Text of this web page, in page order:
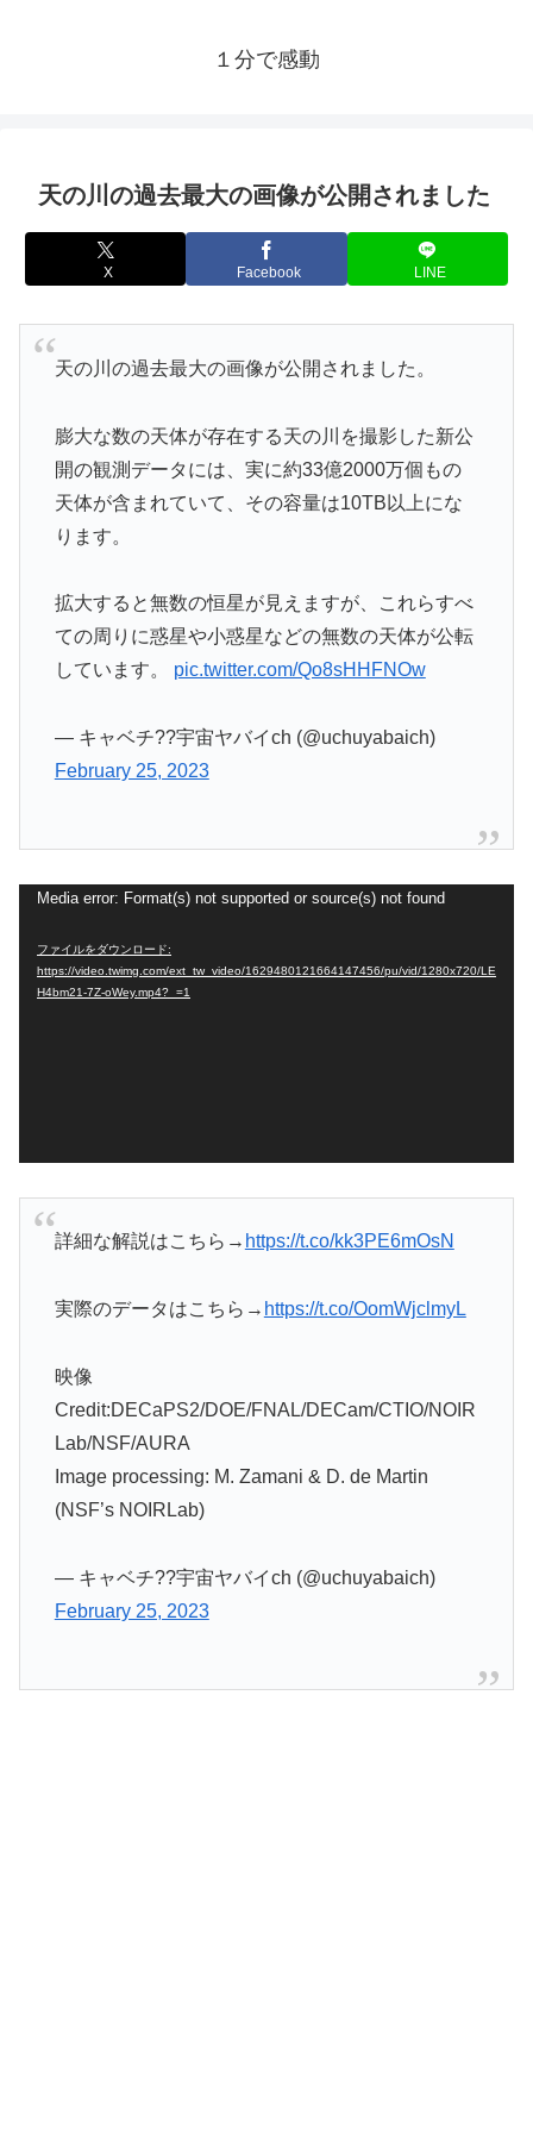
１分で感動
天の川の過去最大の画像が公開されました
X Facebook LINE
天の川の過去最大の画像が公開されました。
膨大な数の天体が存在する天の川を撮影した新公
開の観測データには、実に約33億2000万個もの
天体が含まれていて、その容量は10TB以上にな
ります。
拡大すると無数の恒星が見えますが、これらすべ
ての周りに惑星や小惑星などの無数の天体が公転
しています。 pic.twitter.com/Qo8sHHFNOw
— キャベチ??宇宙ヤバイch (@uchuyabaich)
February 25, 2023
Media error: Format(s) not supported or source(s) not found
ファイルをダウンロード:
https://video.twimg.com/ext_tw_video/1629480121664147456/pu/vid/1280x720/LE
H4bm21-7Z-oWey.mp4?_=1
詳細な解説はこちら→ https://t.co/kk3PE6mOsN
実際のデータはこちら→ https://t.co/OomWjclmyL
映像
Credit:DECaPS2/DOE/FNAL/DECam/CTIO/NOIR
Lab/NSF/AURA
Image processing: M. Zamani & D. de Martin
(NSF’s NOIRLab)
— キャベチ??宇宙ヤバイch (@uchuyabaich)
February 25, 2023